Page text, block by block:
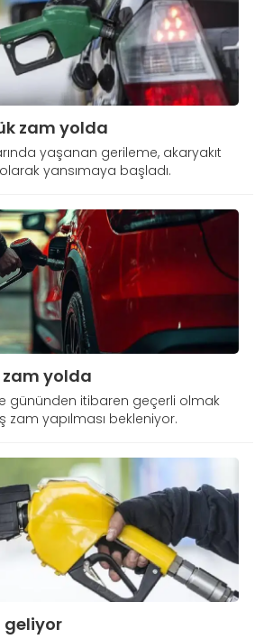
zam yolda
yaşanan gerileme, akaryakıt
yansımaya başladı.
yolda
gününden itibaren geçerli olmak
zam yapılması bekleniyor.
geliyor